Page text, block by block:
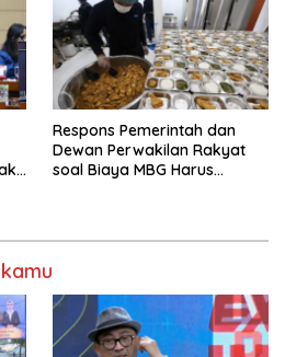
Respons Pemerintah dan
Dewan Perwakilan Rakyat
soal Biaya MBG Harus